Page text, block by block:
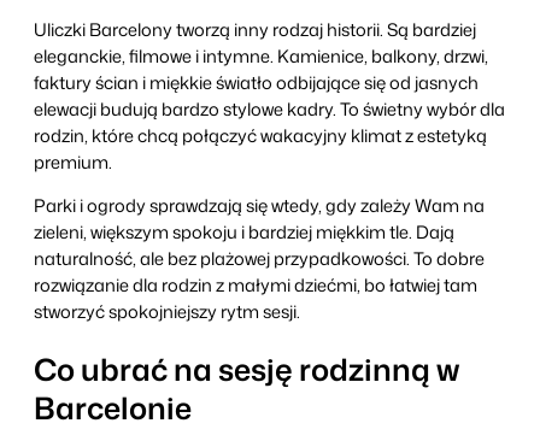
Uliczki Barcelony tworzą inny rodzaj historii. Są bardziej
eleganckie, filmowe i intymne. Kamienice, balkony, drzwi,
faktury ścian i miękkie światło odbijające się od jasnych
elewacji budują bardzo stylowe kadry. To świetny wybór dla
rodzin, które chcą połączyć wakacyjny klimat z estetyką
premium.
Parki i ogrody sprawdzają się wtedy, gdy zależy Wam na
zieleni, większym spokoju i bardziej miękkim tle. Dają
naturalność, ale bez plażowej przypadkowości. To dobre
rozwiązanie dla rodzin z małymi dziećmi, bo łatwiej tam
stworzyć spokojniejszy rytm sesji.
Co ubrać na sesję rodzinną w
Barcelonie